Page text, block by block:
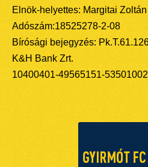
Elnök-helyettes: Margitai
Adószám:18525278-2-08
Bírósági bejegyzés:
K&H Bank Zrt.
10400401-49565151-53501002